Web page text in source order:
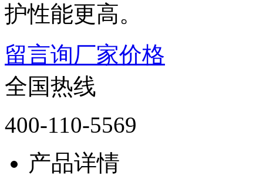
护性能更高。
留言询厂家价格
全国热线
400-110-5569
产品详情